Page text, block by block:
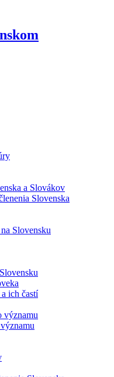
a Slovákov
Slovenska
Slovensku
ich častí
významu